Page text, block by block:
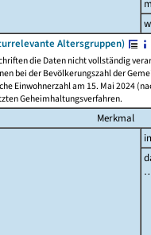
Altersgruppen)
die Daten nicht vollständig
bei der Bevölkerungszahl der
Einwohnerzahl am 15. Mai 2024
Geheimhaltungsverfahren.
Merkmal